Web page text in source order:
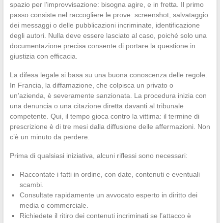
spazio per l’improvvisazione: bisogna agire, e in fretta. Il primo
passo consiste nel raccogliere le prove: screenshot, salvataggio
dei messaggi o delle pubblicazioni incriminate, identificazione
degli autori. Nulla deve essere lasciato al caso, poiché solo una
documentazione precisa consente di portare la questione in
giustizia con efficacia.
La difesa legale si basa su una buona conoscenza delle regole.
In Francia, la diffamazione, che colpisca un privato o
un’azienda, è severamente sanzionata. La procedura inizia con
una denuncia o una citazione diretta davanti al tribunale
competente. Qui, il tempo gioca contro la vittima: il termine di
prescrizione è di tre mesi dalla diffusione delle affermazioni. Non
c’è un minuto da perdere.
Prima di qualsiasi iniziativa, alcuni riflessi sono necessari:
Raccontate i fatti in ordine, con date, contenuti e eventuali
scambi.
Consultate rapidamente un avvocato esperto in diritto dei
media o commerciale.
Richiedete il ritiro dei contenuti incriminati se l’attacco è